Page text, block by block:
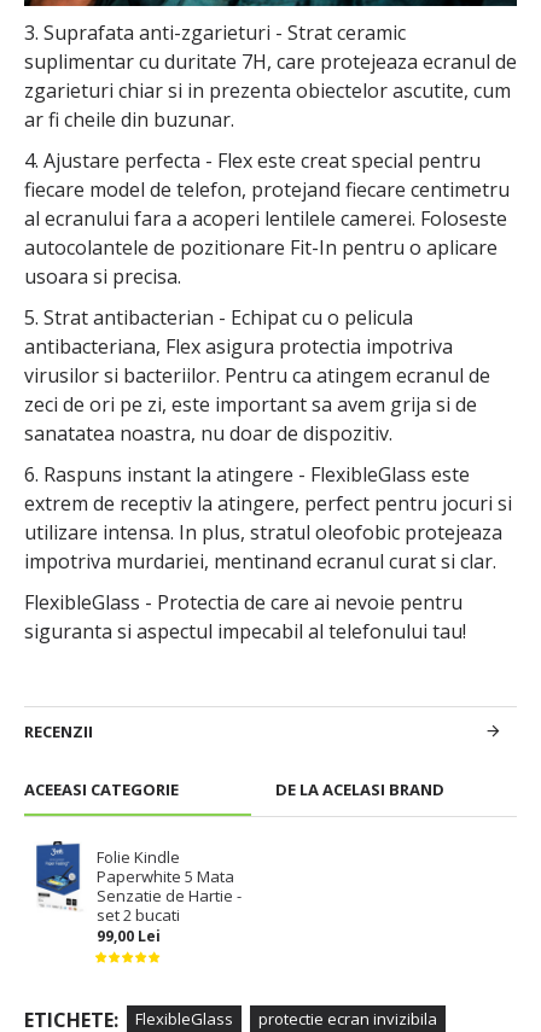
ACEEASI CATEGORIE DE LA ACELASI BRAND
Folie Kindle
Paperwhite 5 Mata
Senzatie de Hartie -
set 2 bucati
99,00 Lei
3. Suprafata anti-zgarieturi - Strat ceramic
suplimentar cu duritate 7H, care protejeaza ecranul de
zgarieturi chiar si in prezenta obiectelor ascutite, cum
ar fi cheile din buzunar.
4. Ajustare perfecta - Flex este creat special pentru
fiecare model de telefon, protejand fiecare centimetru
al ecranului fara a acoperi lentilele camerei. Foloseste
autocolantele de pozitionare Fit-In pentru o aplicare
usoara si precisa.
5. Strat antibacterian - Echipat cu o pelicula
antibacteriana, Flex asigura protectia impotriva
virusilor si bacteriilor. Pentru ca atingem ecranul de
zeci de ori pe zi, este important sa avem grija si de
sanatatea noastra, nu doar de dispozitiv.
6. Raspuns instant la atingere - FlexibleGlass este
extrem de receptiv la atingere, perfect pentru jocuri si
utilizare intensa. In plus, stratul oleofobic protejeaza
impotriva murdariei, mentinand ecranul curat si clar.
FlexibleGlass - Protectia de care ai nevoie pentru
siguranta si aspectul impecabil al telefonului tau!
RECENZII
ETICHETE: FlexibleGlass
protectie ecran invizibila